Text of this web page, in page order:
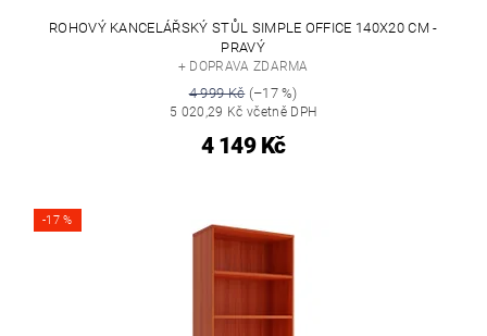
ROHOVÝ KANCELÁŘSKÝ STŮL SIMPLE OFFICE 140X20 CM -
PRAVÝ
+ DOPRAVA ZDARMA
4 999 Kč(–17 %)
5 020,29 Kč včetně DPH
4 149 Kč
-17 %